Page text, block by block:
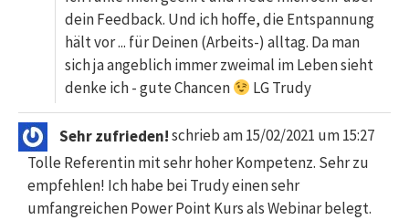
dein Feedback. Und ich hoffe, die Entspannung
hält vor ... für Deinen (Arbeits-) alltag. Da man
sich ja angeblich immer zweimal im Leben sieht
denke ich - gute Chancen
LG Trudy
Sehr zufrieden!schrieb am15/02/2021 um15:27
Tolle Referentin mit sehr hoher Kompetenz. Sehr zu
empfehlen! Ich habe bei Trudy einen sehr
umfangreichen Power Point Kurs als Webinar belegt.